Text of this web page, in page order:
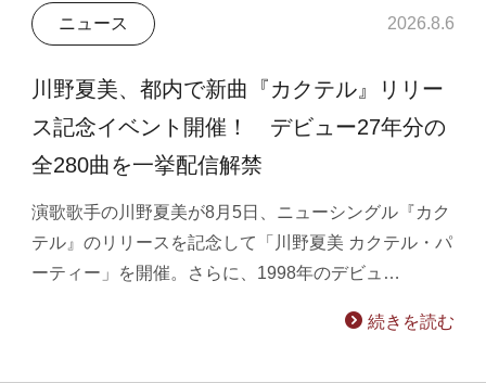
ニュース 2026.8.6
川野夏美、都内で新曲『カクテル』リリー
ス記念イベント開催！ デビュー27年分の
全280曲を一挙配信解禁
演歌歌手の川野夏美が8月5日、ニューシングル『カク
テル』のリリースを記念して「川野夏美 カクテル・パ
ーティー」を開催。さらに、1998年のデビュ…
続きを読む